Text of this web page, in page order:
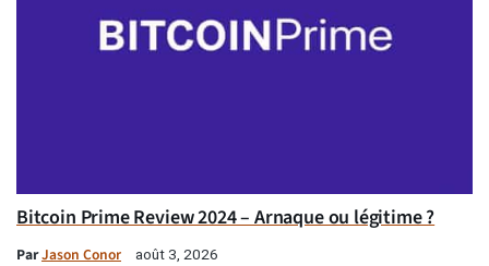
Bitcoin Prime Review 2024 – Arnaque ou légitime ?
ParJason Conor août 3, 2026